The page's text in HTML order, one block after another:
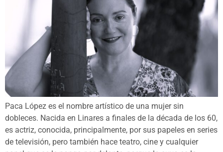
Paca López es el nombre artístico de una mujer sin
dobleces. Nacida en Linares a finales de la década de los 60,
es actriz, conocida, principalmente, por sus papeles en series
de televisión, pero también hace teatro, cine y cualquier